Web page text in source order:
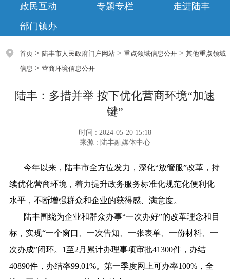
政民互动
专题专栏
走进陆丰
部门镇办
首页> 陆丰市人民政府门户网站> 重点领域信息公开> 其他重点领域
信息 > 营商环境信息公开
陆丰：多措并举 按下优化营商环境“加速
键”
时间 : 2024-05-20 15:18
来源 : 陆丰融媒体中心
今年以来，陆丰市全方位发力，深化“放管服”改革，持
续优化营商环境，着力提升政务服务标准化规范化便利化
水平，不断增强群众和企业的获得感、满意度。
陆丰围绕为企业和群众办事“一次办好”的改革理念和目
标，实现“一个窗口、一次告知、一张表单、一份材料、一
次办成”闭环。1至2月累计办理事项审批41300件，办结
40890件，办结率99.01%。第一季度网上可办率100%，全